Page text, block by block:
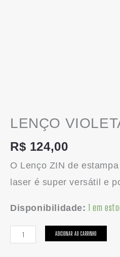
LENÇO
R$ 124,00
O Lenço ZIN de
laser é super versátil e
Disponibilidade: 1 em
ADICIONAR AO CARRINHO